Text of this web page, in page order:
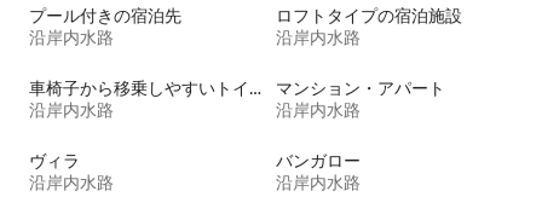
プール付きの宿泊先
沿岸内水路
ロフトタイプの宿泊施設
沿岸内水路
車椅子から移乗しやすいトイレ付きの宿泊施設
沿岸内水路
マンション・アパート
沿岸内水路
ヴィラ
沿岸内水路
バンガロー
沿岸内水路